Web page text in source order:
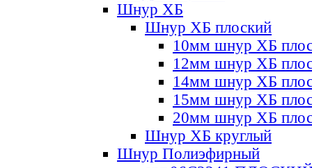
Шнур ХБ
Шнур ХБ плоский
10мм шнур ХБ
12мм шнур ХБ
14мм шнур ХБ
15мм шнур ХБ
20мм шнур ХБ
Шнур ХБ круглый
Шнур Полиэфирный